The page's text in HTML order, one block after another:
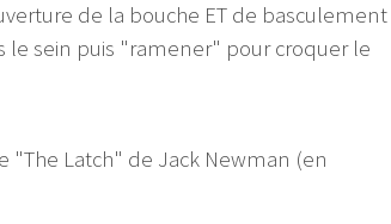
de la bouche ET de basculement
sein puis "ramener" pour croquer le
"The Latch" de Jack Newman (en